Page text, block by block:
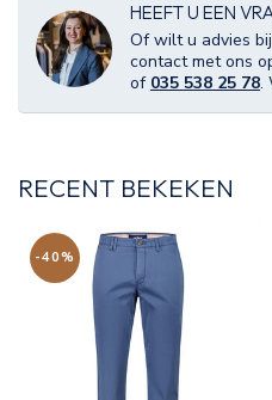
HEEFT U EEN
Of wilt u advies
contact met ons
of 035 538 25 78.
RECENT BEKEKEN
-40%